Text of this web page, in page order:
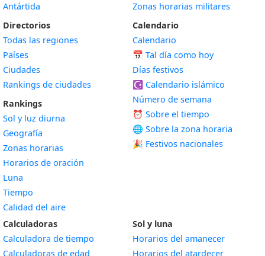
Antártida
Directorios
Todas las regiones
Países
Ciudades
Rankings de ciudades
Rankings
Sol y luz diurna
Geografía
Zonas horarias
Horarios de oración
Luna
Tiempo
Calidad del aire
Zonas horarias militares
Calendario
Calendario
📅 Tal día como hoy
Días festivos
☪️ Calendario islámico
Número de semana
⏰ Sobre el tiempo
🌐 Sobre la zona horaria
🎉 Festivos nacionales
Calculadoras
Calculadora de tiempo
Calculadoras de edad
Sol y luna
Horarios del amanecer
Horarios del atardecer